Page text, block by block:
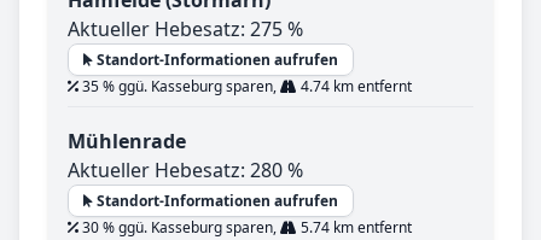
Aktueller Hebesatz: 275 %
Standort-Informationen aufrufen
35 % ggü. Kasseburg sparen,
4.74 km entfernt
Mühlenrade
Aktueller Hebesatz: 280 %
Standort-Informationen aufrufen
30 % ggü. Kasseburg sparen,
5.74 km entfernt